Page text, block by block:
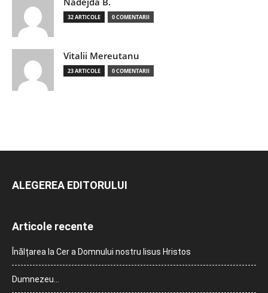
32 ARTICOLE 0 COMENTARII
Vitalii Mereutanu
23 ARTICOLE 0 COMENTARII
ALEGEREA EDITORULUI
Articole recente
Înălțarea la Cer a Domnului nostru Iisus Hristos
Dumnezeu…